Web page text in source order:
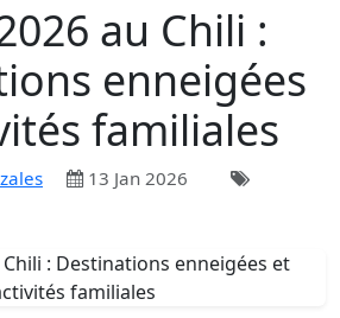
au Chili :
enneigées
familiales
13 Jan 2026